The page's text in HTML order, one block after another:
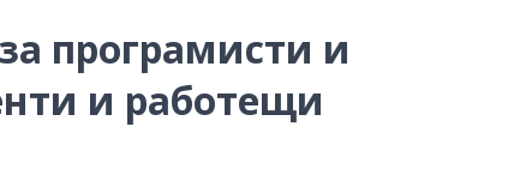
програмисти и
и работещи